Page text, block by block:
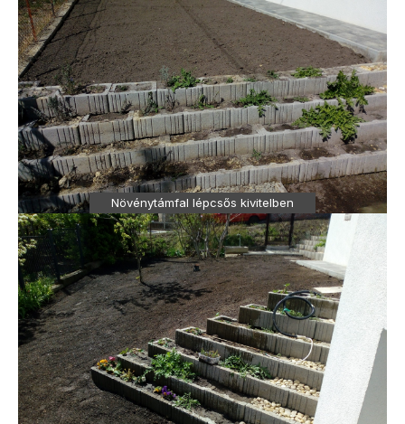
Növénytámfal lépcsős kivitelben